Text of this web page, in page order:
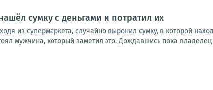
сумку с деньгами и потратил их
из супермаркета, случайно выронил сумку, в которой
мужчина, который заметил это. Дождавшись пока владелец